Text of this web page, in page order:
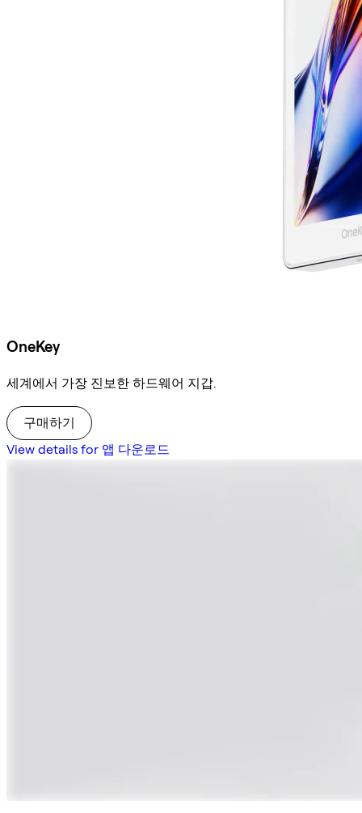
OneKey
세계에서 가장 진보한 하드웨어 지갑.
구매하기
View details for 앱 다운로드